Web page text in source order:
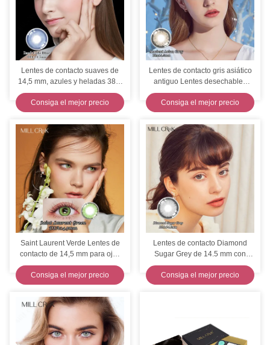
Lentes de contacto suaves de
14,5 mm, azules y heladas 38%
Lentes de agua Millcreek
Consiga el mejor precio
Lentes de contacto gris asiático
antiguo Lentes desechables
diarias 14,5 mm de diámetro
Consiga el mejor precio
Saint Laurent Verde Lentes de
contacto de 14,5 mm para ojos
secos 38% de agua
Consiga el mejor precio
Lentes de contacto Diamond
Sugar Grey de 14.5 mm con
curva base de 8.6 mm
Consiga el mejor precio